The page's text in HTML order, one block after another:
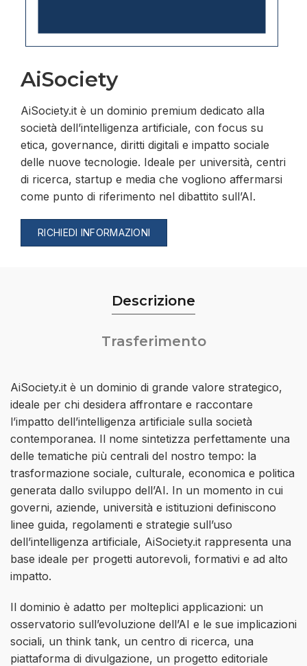
AiSociety
AiSociety.it è un dominio premium dedicato alla
società dell’intelligenza artificiale, con focus su
etica, governance, diritti digitali e impatto sociale
delle nuove tecnologie. Ideale per università, centri
di ricerca, startup e media che vogliono affermarsi
come punto di riferimento nel dibattito sull’AI.
RICHIEDI INFORMAZIONI
Descrizione
Trasferimento
AiSociety.it è un dominio di grande valore strategico,
ideale per chi desidera affrontare e raccontare
l’impatto dell’intelligenza artificiale sulla società
contemporanea. Il nome sintetizza perfettamente una
delle tematiche più centrali del nostro tempo: la
trasformazione sociale, culturale, economica e politica
generata dallo sviluppo dell’AI. In un momento in cui
governi, aziende, università e istituzioni definiscono
linee guida, regolamenti e strategie sull’uso
dell’intelligenza artificiale, AiSociety.it rappresenta una
base ideale per progetti autorevoli, formativi e ad alto
impatto.
Il dominio è adatto per molteplici applicazioni: un
osservatorio sull’evoluzione dell’AI e le sue implicazioni
sociali, un think tank, un centro di ricerca, una
piattaforma di divulgazione, un progetto editoriale